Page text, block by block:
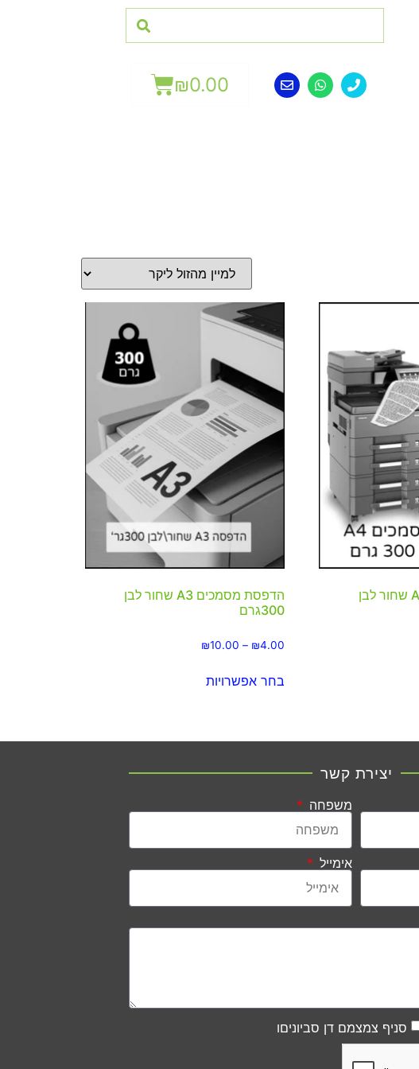
₪0.00
הדפסת מסמכים A4 שחור לבן
הדפסת מסמכים A3 שחור לבן
300גרם
₪4.00
–
₪10.00
בחר אפשרויות
יצירת קשר
משפחה
אימייל
סניף צמצמם דן סביוניםו